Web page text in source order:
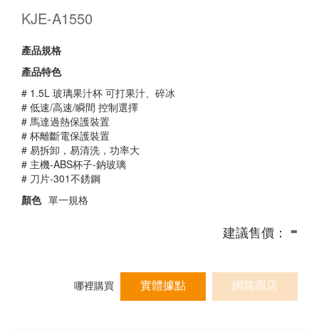
KJE-A1550
產品規格
產品特色
# 1.5L 玻璃果汁杯 可打果汁、碎冰
# 低速/高速/瞬間 控制選擇
# 馬達過熱保護裝置
# 杯離斷電保護裝置
# 易拆卸，易清洗，功率大
# 主機-ABS杯子-鈉玻璃
# 刀片-301不銹鋼
顏色 單一規格
建議售價： -
哪裡購買 實體據點 網路商店